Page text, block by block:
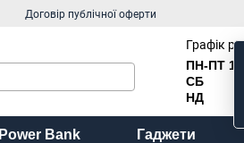
Договір публічної оферти
Графік
ПН-ПТ 10
СБ
НД
Power Bank Гаджети